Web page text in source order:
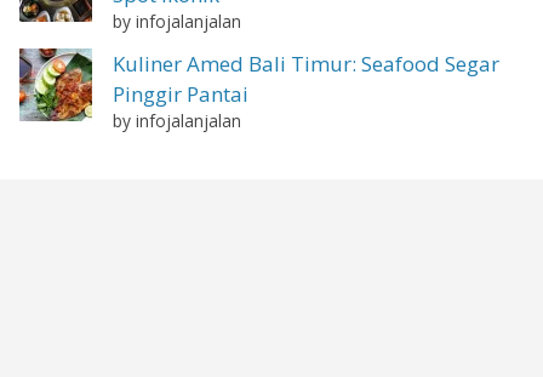
by infojalanjalan
Kuliner Amed Bali Timur: Seafood Segar
Pinggir Pantai
by infojalanjalan